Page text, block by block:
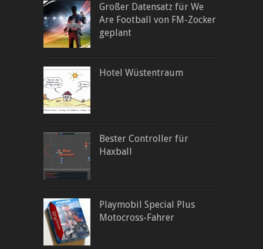
Großer Datensatz für We
Are Football von FM-Zocker
geplant
Hotel Wüstentraum
Bester Controller für
Haxball
Playmobil Special Plus
Motocross-Fahrer